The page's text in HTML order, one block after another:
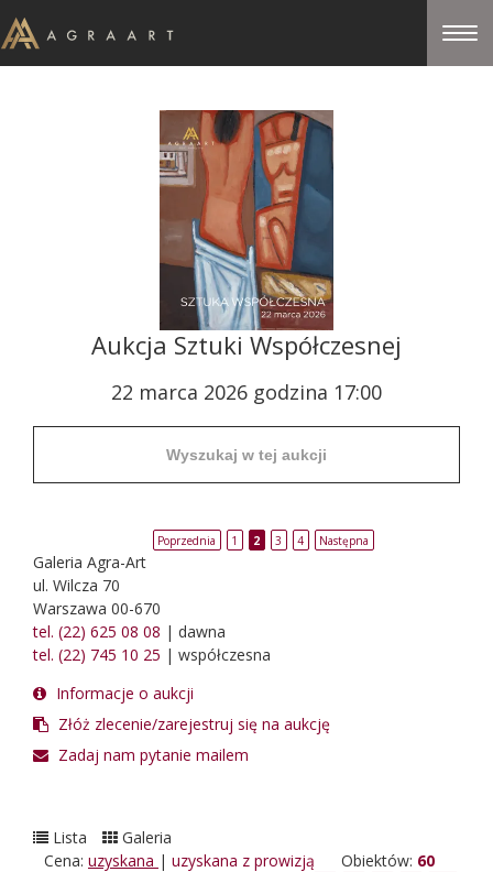
Aukcja Sztuki Współczesnej
22 marca 2026 godzina 17:00
Poprzednia 1 2 3 4 Następna
Galeria Agra-Art
ul. Wilcza 70
Warszawa 00-670
tel. (22) 625 08 08 | dawna
tel. (22) 745 10 25 | współczesna
Informacje o aukcji
Złóż zlecenie/zarejestruj się na aukcję
Zadaj nam pytanie mailem
Lista
Galeria
Cena: uzyskana | uzyskana z prowizją Obiektów: 60